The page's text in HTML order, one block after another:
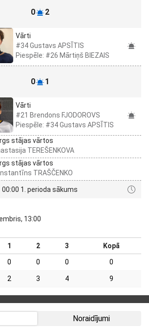
0 2
Vārti
#34 Gustavs APSĪTIS
Piespēle: #26 Mārtiņš BIEZAIS
0 1
Vārti
#21 Brendons FJODOROVS
Piespēle: #34 Gustavs APSĪTIS
stājas vārtos
TEREŠENKOVA
stājas vārtos
TRAŠČENKO
00:00 1. perioda sākums
13:00
1 2 3 Kopā
0 0 0 0
2 3 4 9
Noraidījumi